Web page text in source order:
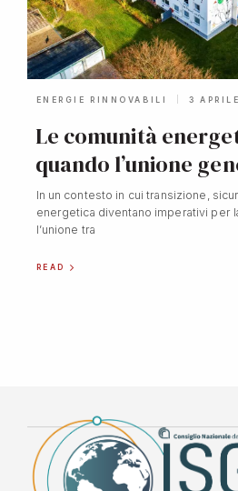
ENERGIE RINNOVABILI 3
Le comunità
quando l’unione
In un contesto in cui transizione,
energetica diventano imperativi per
l’unione tra
READ